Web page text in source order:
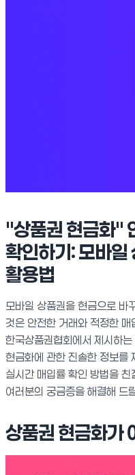
"상품권 현금화"
확인하기: 모바일
활용법
모바일 상품권을 현금으로 바
것은 안전한 거래와 적정한
한국상품권협회에서 제시하
현금화에 관한 진솔한 정보를
실시간 매입률 확인 방법을
여러분의 궁금증을 해결해 드
상품권 현금화가